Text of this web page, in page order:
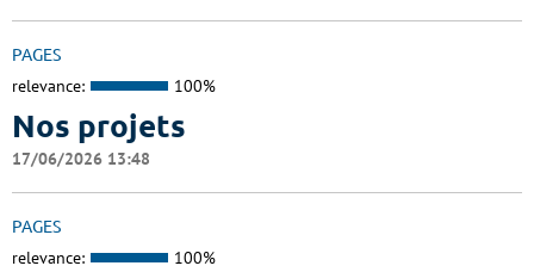
PAGES
relevance: 100%
Nos projets
17/06/2026 13:48
PAGES
relevance: 100%